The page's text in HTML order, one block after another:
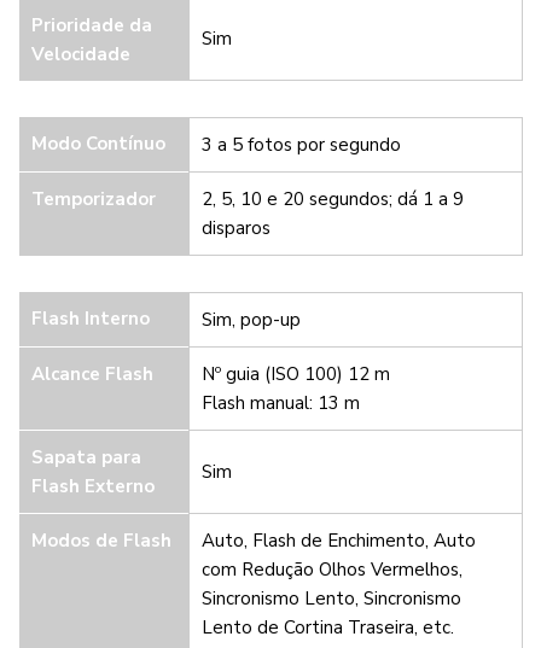
Prioridade da
Velocidade
Sim
Modo Contínuo 3 a 5 fotos por segundo
Temporizador
2, 5, 10 e 20 segundos; dá 1 a 9
disparos
Flash Interno Sim, pop-up
Alcance Flash
Nº guia (ISO 100) 12 m
Flash manual: 13 m
Sapata para
Flash Externo
Sim
Modos de Flash
Auto, Flash de Enchimento, Auto
com Redução Olhos Vermelhos,
Sincronismo Lento, Sincronismo
Lento de Cortina Traseira, etc.